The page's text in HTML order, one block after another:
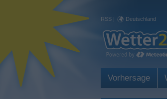
RSS | Deutschland
Vorhersage